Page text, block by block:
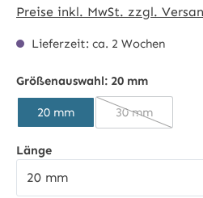
Preise inkl. MwSt. zzgl.
Lieferzeit: ca. 2 Wochen
Größenauswahl: 20 mm
20 mm 30 mm
(Diese
Längeauswählen